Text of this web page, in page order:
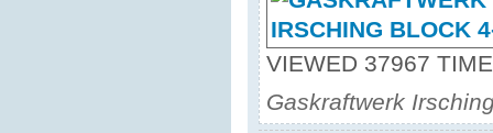
VIEWED 37967
Gaskraftwerk